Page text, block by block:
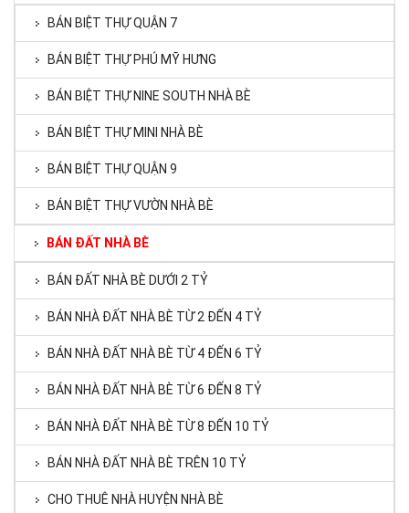
BÁN BIỆT THỰ QUẬN 7
BÁN BIỆT THỰ PHÚ MỸ HƯNG
BÁN BIỆT THỰ NINE SOUTH NHÀ BÈ
BÁN BIỆT THỰ MINI NHÀ BÈ
BÁN BIỆT THỰ QUẬN 9
BÁN BIỆT THỰ VƯỜN NHÀ BÈ
BÁN ĐẤT NHÀ BÈ
BÁN ĐẤT NHÀ BÈ DƯỚI 2 TỶ
BÁN NHÀ ĐẤT NHÀ BÈ TỪ 2 ĐẾN 4 TỶ
BÁN NHÀ ĐẤT NHÀ BÈ TỪ 4 ĐẾN 6 TỶ
BÁN NHÀ ĐẤT NHÀ BÈ TỪ 6 ĐẾN 8 TỶ
BÁN NHÀ ĐẤT NHÀ BÈ TỪ 8 ĐẾN 10 TỶ
BÁN NHÀ ĐẤT NHÀ BÈ TRÊN 10 TỶ
CHO THUÊ NHÀ HUYỆN NHÀ BÈ